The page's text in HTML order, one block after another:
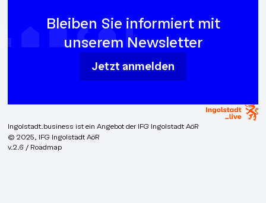
Bleiben Sie informiert mit
unserem Newsletter
Jetzt anmelden
Ingolstadt.business ist ein Angebot der IFG Ingolstadt AöR
© 2025, IFG Ingolstadt AöR
v.2.6 / Roadmap